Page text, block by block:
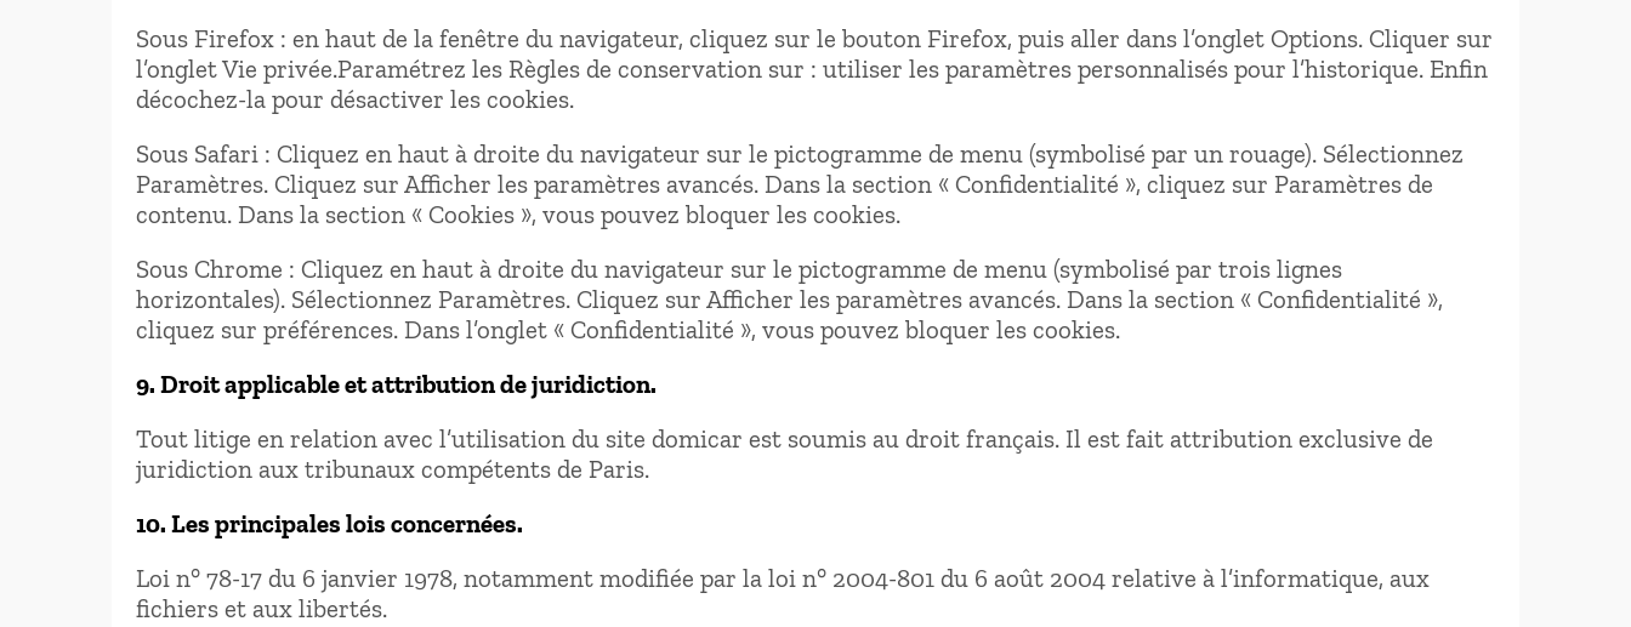
Sous Firefox : en haut de la fenêtre du navigateur, cliquez sur le bouton Firefox, puis aller dans l’onglet Options. Cliquer sur
l’onglet Vie privée.Paramétrez les Règles de conservation sur : utiliser les paramètres personnalisés pour l’historique. Enfin
décochez-la pour désactiver les cookies.
Sous Safari : Cliquez en haut à droite du navigateur sur le pictogramme de menu (symbolisé par un rouage). Sélectionnez
Paramètres. Cliquez sur Afficher les paramètres avancés. Dans la section « Confidentialité », cliquez sur Paramètres de
contenu. Dans la section « Cookies », vous pouvez bloquer les cookies.
Sous Chrome : Cliquez en haut à droite du navigateur sur le pictogramme de menu (symbolisé par trois lignes
horizontales). Sélectionnez Paramètres. Cliquez sur Afficher les paramètres avancés. Dans la section « Confidentialité »,
cliquez sur préférences. Dans l’onglet « Confidentialité », vous pouvez bloquer les cookies.
9. Droit applicable et attribution de juridiction.
Tout litige en relation avec l’utilisation du site domicar est soumis au droit français. Il est fait attribution exclusive de
juridiction aux tribunaux compétents de Paris.
10. Les principales lois concernées.
Loi n° 78-17 du 6 janvier 1978, notamment modifiée par la loi n° 2004-801 du 6 août 2004 relative à l’informatique, aux
fichiers et aux libertés.